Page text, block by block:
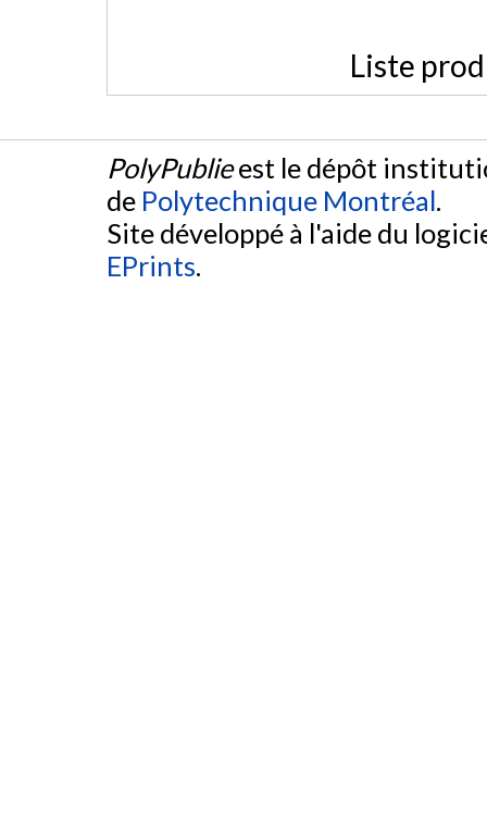
Liste
PolyPublieest le dépôt
de Polytechnique Montréal.
Site développé à l'aide du
EPrints.